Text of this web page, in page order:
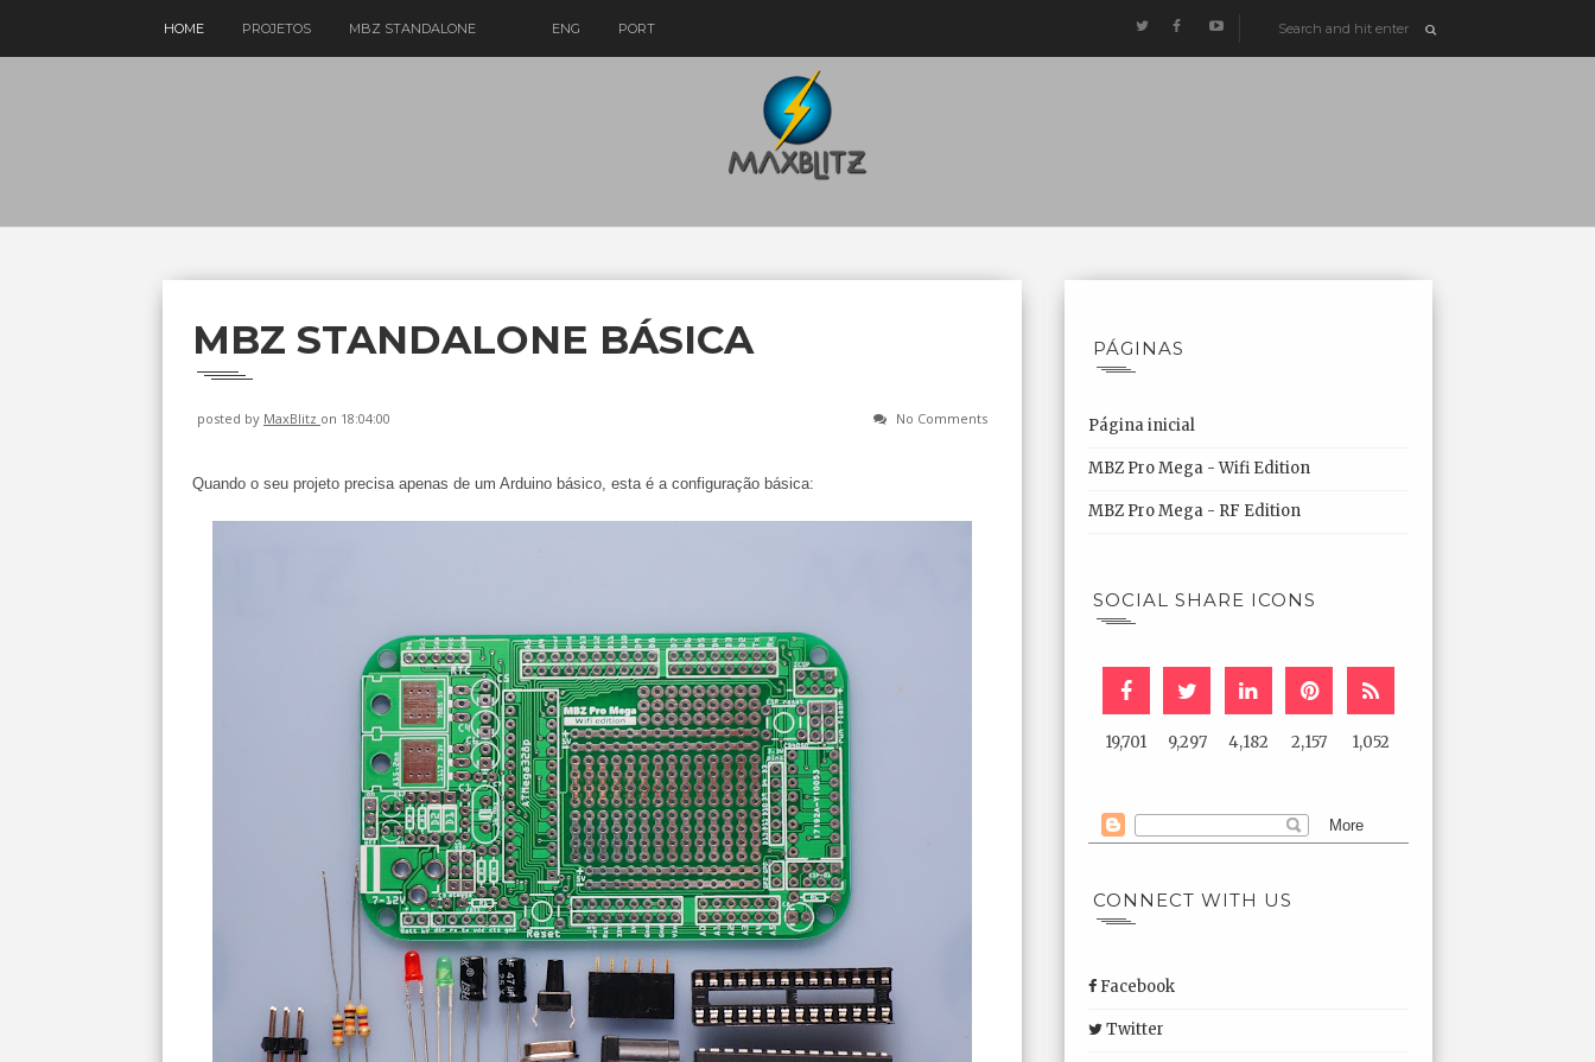
HOME PROJETOS MBZ STANDALONE ENG PORT
MBZ STANDALONE BÁSICA
posted by MaxBlitz on 18:04:00 No Comments
Quando o seu projeto precisa apenas de um Arduino básico, esta é a configuração básica:
PÁGINAS
Página inicial
MBZ Pro Mega - Wifi Edition
MBZ Pro Mega - RF Edition
SOCIAL SHARE ICONS
19,701 9,297 4,182 2,157 1,052
CONNECT WITH US
Facebook
Twitter